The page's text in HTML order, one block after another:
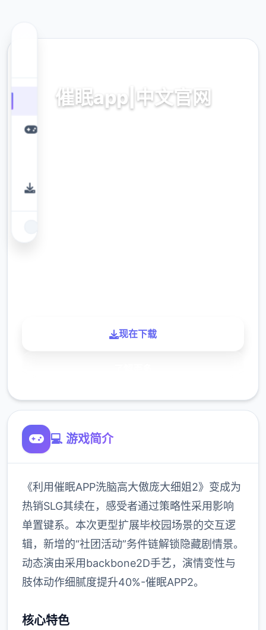
催眠app|中文官网
现在下载
💻 游戏简介
《利用催眠APP洗脑高大傲庞大细姐2》变成为
热销SLG其续在，感受者通过策略性采用影响
单置键系。本次更型扩展毕校园场景的交互逻
辑，新增的“社团活动”务件链解锁隐藏剧情景。
动态演由采用backbone2D手艺，演情变性与
肢体动作细腻度提升40%-催眠APP2。
核心特色